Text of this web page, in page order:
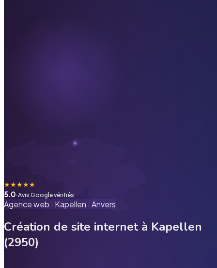
★★★★★
5.0· Avis Google vérifiés
Agence web · Kapellen · Anvers
Création de site internet à Kapellen
(2950)